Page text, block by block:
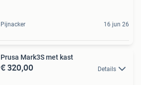
Pijnacker 16 jun 26
Prusa Mark3S met kast
€ 320,00 Details